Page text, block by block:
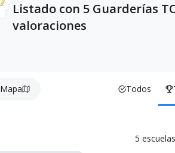
Listado con 5 Guarderías
valoraciones
Mapa Todos
5